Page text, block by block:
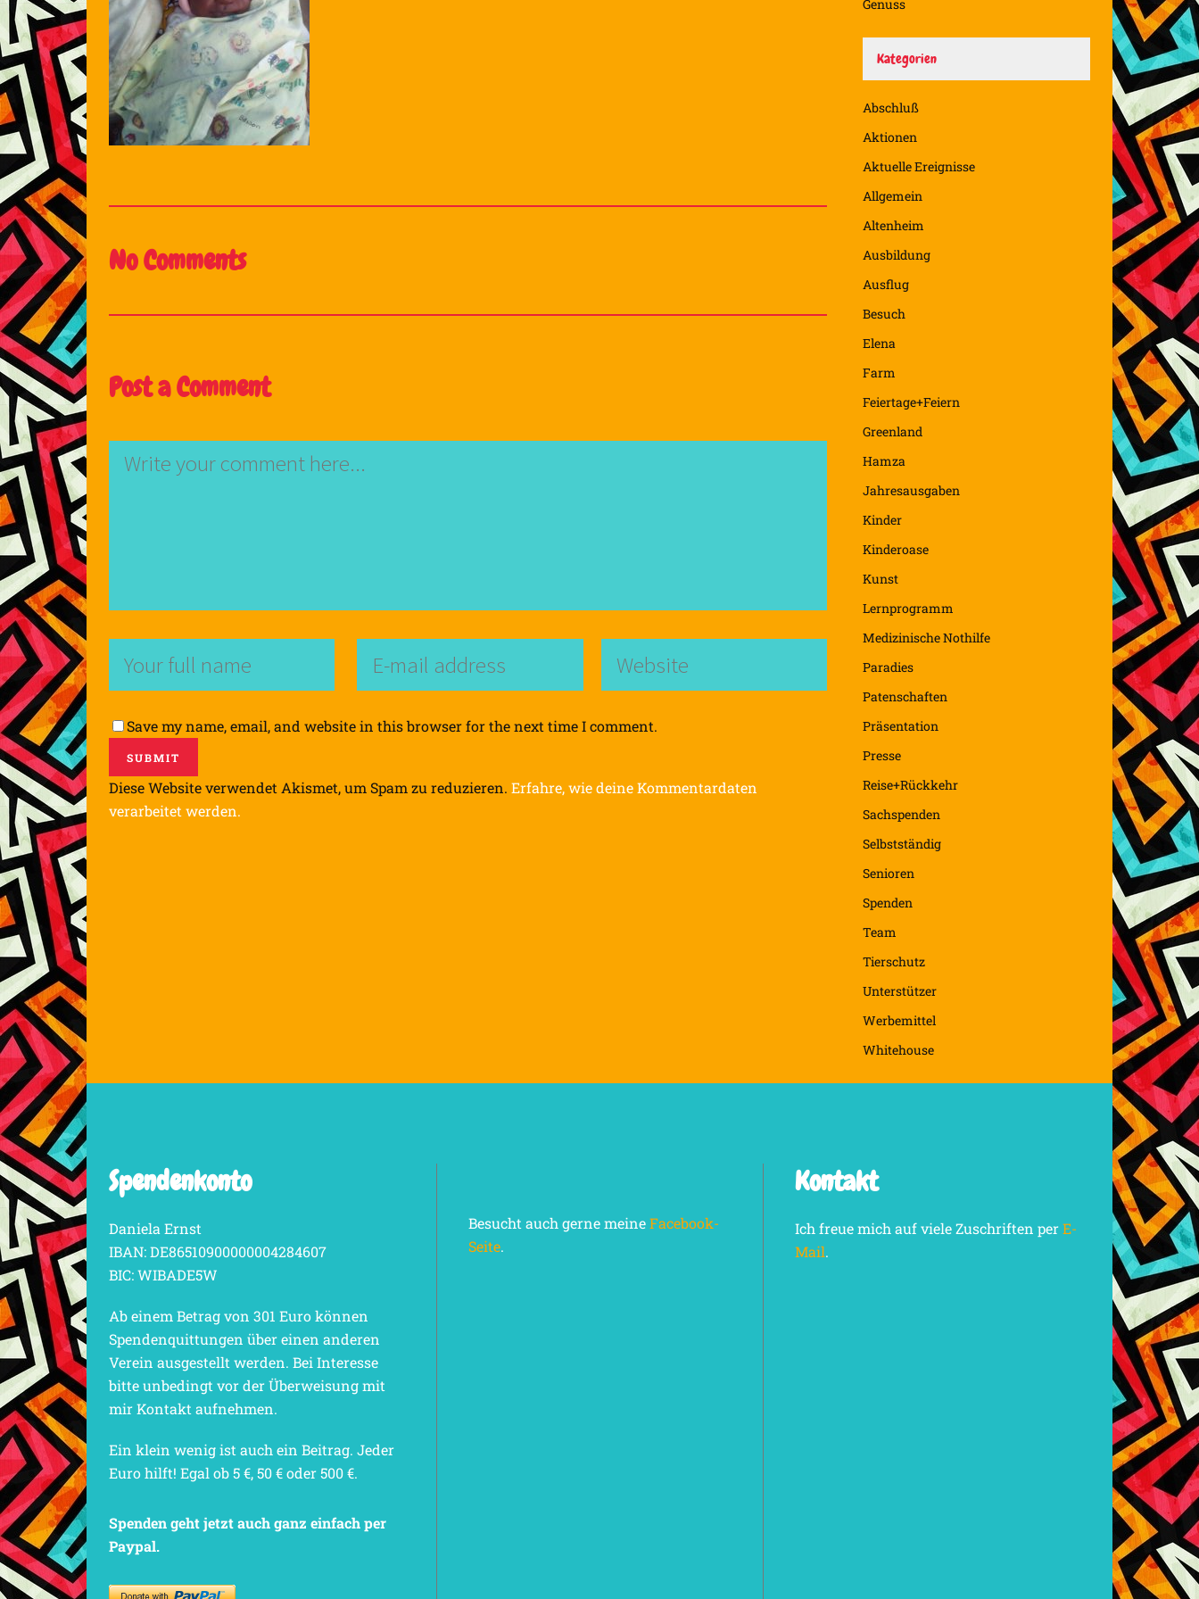
No Comments
Post a Comment
Save my name, email, and website in this browser for the next time I comment.
Diese Website verwendet Akismet, um Spam zu reduzieren. Erfahre, wie deine Kommentardaten
verarbeitet werden.
Genuss
Kategorien
Abschluß
Aktionen
Aktuelle Ereignisse
Allgemein
Altenheim
Ausbildung
Ausflug
Besuch
Elena
Farm
Feiertage+Feiern
Greenland
Hamza
Jahresausgaben
Kinder
Kinderoase
Kunst
Lernprogramm
Medizinische Nothilfe
Paradies
Patenschaften
Präsentation
Presse
Reise+Rückkehr
Sachspenden
Selbstständig
Senioren
Spenden
Team
Tierschutz
Unterstützer
Werbemittel
Whitehouse
Spendenkonto
Daniela Ernst
IBAN: DE86510900000004284607
BIC: WIBADE5W
Ab einem Betrag von 301 Euro können
Spendenquittungen über einen anderen
Verein ausgestellt werden. Bei Interesse
bitte unbedingt vor der Überweisung mit
mir Kontakt aufnehmen.
Ein klein wenig ist auch ein Beitrag. Jeder
Euro hilft! Egal ob 5 €, 50 € oder 500 €.
Spenden geht jetzt auch ganz einfach per
Paypal.
Besucht auch gerne meineFacebook-
Seite.
Kontakt
Ich freue mich auf viele Zuschriften perE-
Mail.